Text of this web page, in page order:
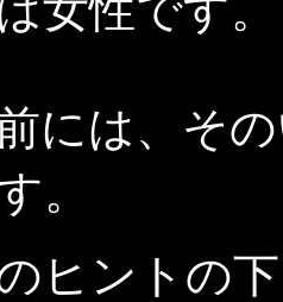
には、そ
。
ントの下